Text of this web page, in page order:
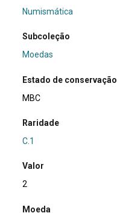
Numismática
Subcoleção
Moedas
Estado de conservação
MBC
Raridade
C.1
Valor
2
Moeda